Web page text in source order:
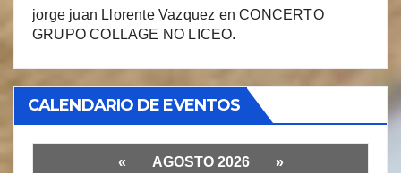
jorge juan Llorente Vazquez enCONCERTO
GRUPO COLLAGE NO LICEO.
CALENDARIO DE EVENTOS
« AGOSTO 2026 »